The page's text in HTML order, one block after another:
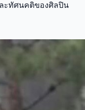
ะทัศนคติของศิลปิน